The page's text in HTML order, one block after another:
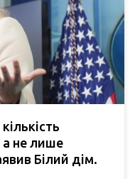
а не лише
Білий дім.